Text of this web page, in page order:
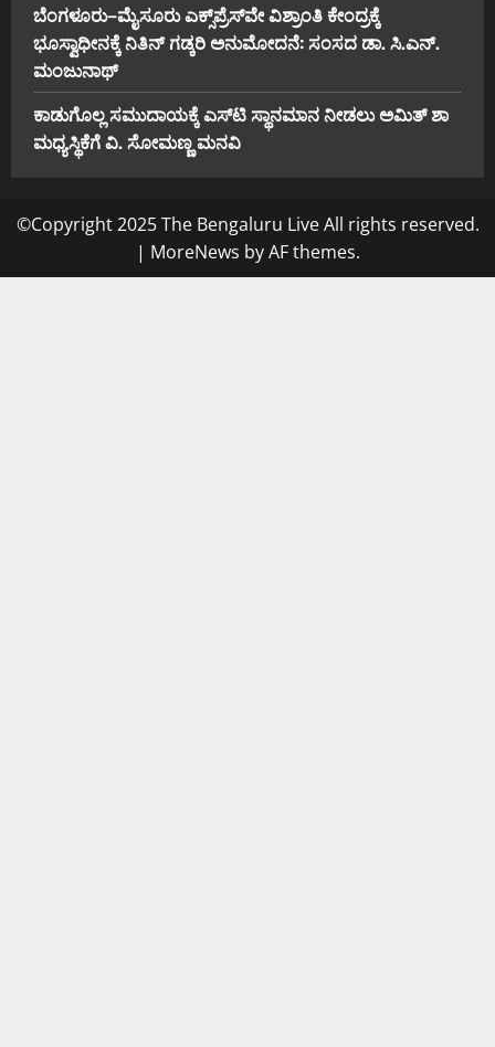
ಬೆಂಗಳೂರು–ಮೈಸೂರು ಎಕ್ಸ್‌ಪ್ರೆಸ್‌ವೇ ವಿಶ್ರಾಂತಿ ಕೇಂದ್ರಕ್ಕೆ
ಭೂಸ್ವಾಧೀನಕ್ಕೆ ನಿತಿನ್ ಗಡ್ಕರಿ ಅನುಮೋದನೆ: ಸಂಸದ ಡಾ. ಸಿ.ಎನ್.
ಮಂಜುನಾಥ್
ಕಾಡುಗೊಲ್ಲ ಸಮುದಾಯಕ್ಕೆ ಎಸ್‌ಟಿ ಸ್ಥಾನಮಾನ ನೀಡಲು ಅಮಿತ್ ಶಾ
ಮಧ್ಯಸ್ಥಿಕೆಗೆ ವಿ. ಸೋಮಣ್ಣ ಮನವಿ
©Copyright 2025 The Bengaluru Live All rights reserved.
| MoreNews by AF themes.